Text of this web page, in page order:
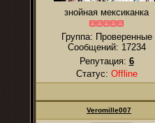
знойная мексиканка
Группа: Проверенные
Сообщений: 17234
Репутация: 6
Статус: Offline
Veromille007